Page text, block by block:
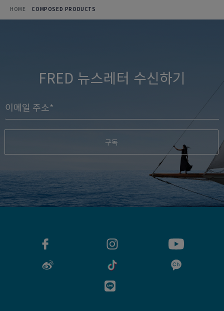
HOME COMPOSED PRODUCTS
FRED 뉴스레터 수신하기
구독